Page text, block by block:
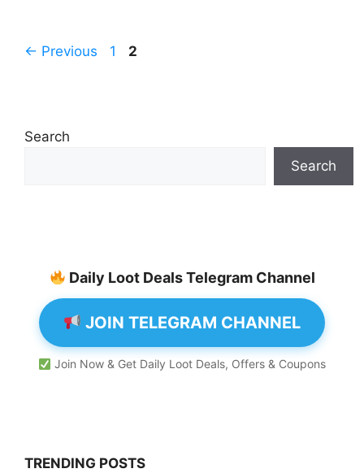
← Previous Page
1 Page
2
Search
Search
Daily Loot Deals Telegram Channel
JOIN TELEGRAM CHANNEL
Join Now & Get Daily Loot Deals, Offers & Coupons
TRENDING POSTS